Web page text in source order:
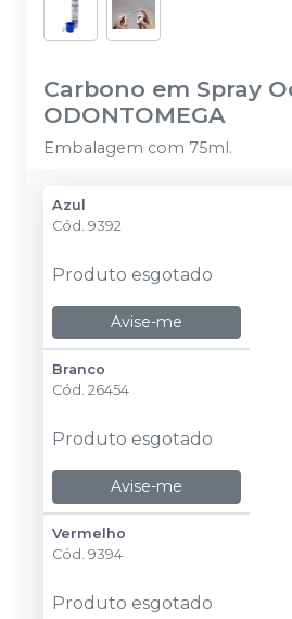
Carbono em Spray
ODONTOMEGA
Embalagem com 75ml.
Azul
Cód. 9392
Produto esgotado
Avise-me
Branco
Cód. 26454
Produto esgotado
Avise-me
Vermelho
Cód. 9394
Produto esgotado